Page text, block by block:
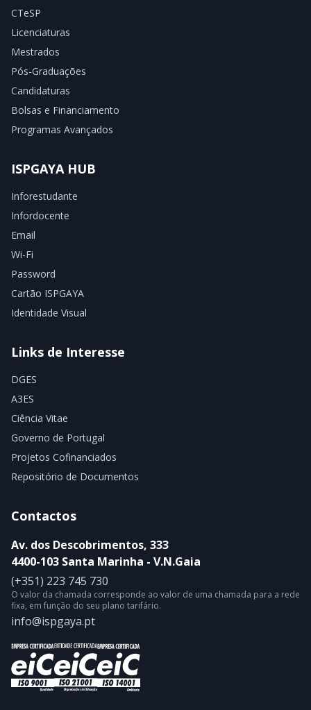
CTeSP
Licenciaturas
Mestrados
Pós-Graduações
Candidaturas
Bolsas e Financiamento
Programas Avançados
ISPGAYA HUB
Inforestudante
Infordocente
Email
Wi-Fi
Password
Cartão ISPGAYA
Identidade Visual
Links de Interesse
DGES
A3ES
Ciência Vitae
Governo de Portugal
Projetos Cofinanciados
Repositório de Documentos
Contactos
Av. dos Descobrimentos, 333
4400-103 Santa Marinha - V.N.Gaia
(+351) 223 745 730
O valor da chamada corresponde ao valor de uma chamada para a rede
fixa, em função do seu plano tarifário.
info@ispgaya.pt